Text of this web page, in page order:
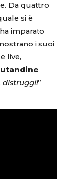
Da quattro
si è
imparato
i suoi
live,
distruggi!”